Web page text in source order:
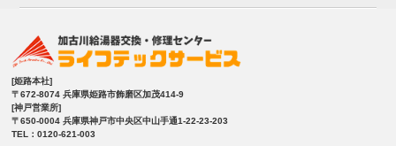
[姫路本社]
〒672-8074 兵庫県姫路市飾磨区加茂414-9
[神戸営業所]
〒650-0004 兵庫県神戸市中央区中山手通1-22-23-203
TEL：0120-621-003